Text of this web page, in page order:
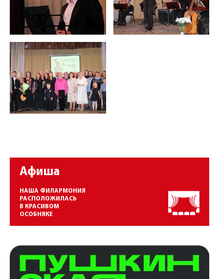
Афиша
НАША ФИЛАРМОНИЯ
РАСПОЛОЖИЛАСЬ
В КРАСИВОМ
ОСОБНЯКЕ